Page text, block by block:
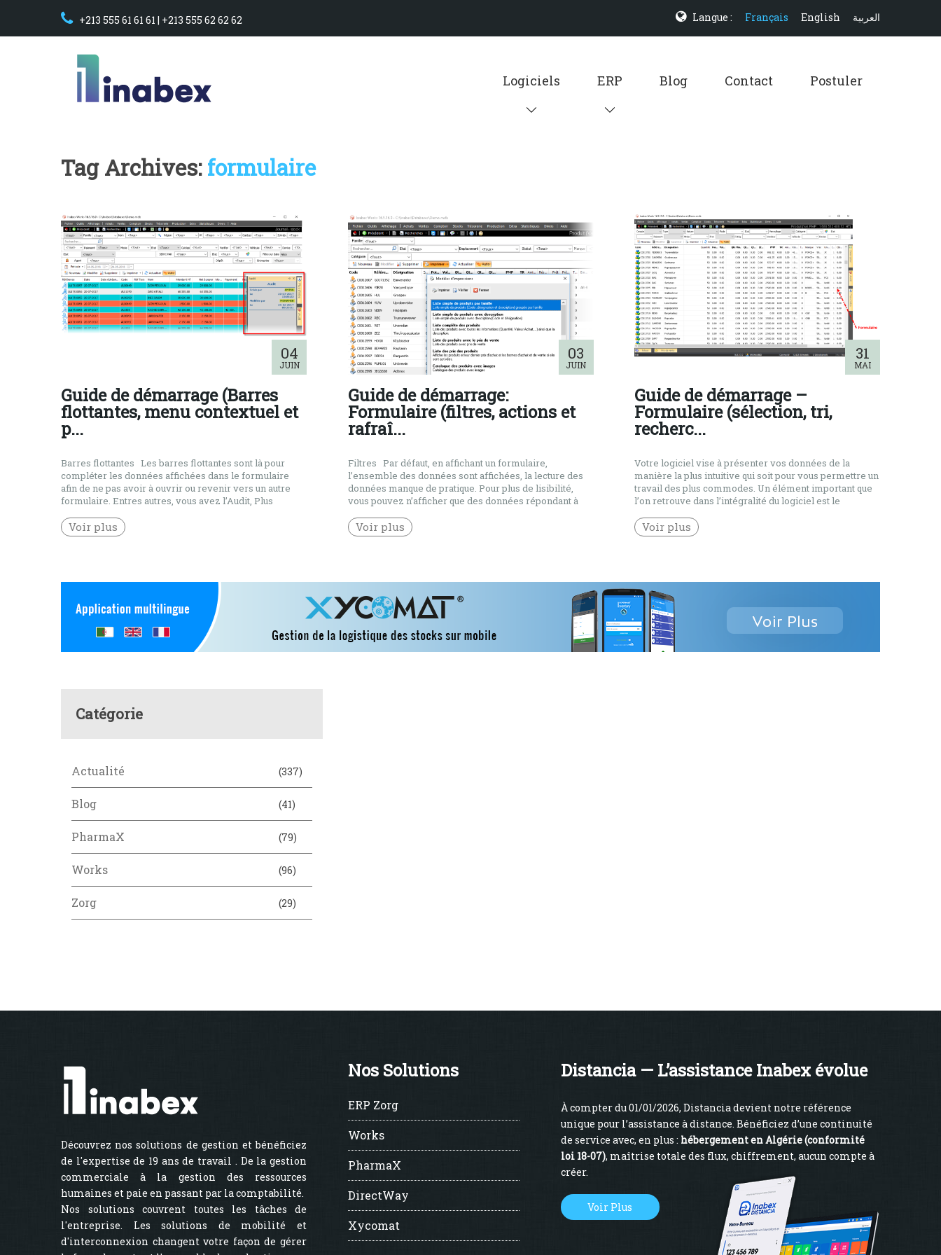
+213 555 61 61 61 | +213 555 62 62 62 Langue : Français English العربية
Logiciels ERP Blog Contact Postuler
Tag Archives: formulaire
04
JUIN
Guide de démarrage (Barres
flottantes, menu contextuel et
p...
Barres flottantes Les barres flottantes sont là pour
compléter les données affichées dans le formulaire
afin de ne pas avoir à ouvrir ou revenir vers un autre
formulaire. Entres autres, vous avez l’Audit, Plus
masquer une barre flottante dans le menu Affichage >
Extra Barres. […]
Voir plus
03
JUIN
Guide de démarrage:
Formulaire (filtres, actions et
rafraî...
Filtres Par défaut, en affichant un formulaire,
l’ensemble des données sont affichées, la lecture des
données manque de pratique. Pour plus de lisibilité,
vous pouvez n’afficher que des données répondant à
pouvez ainsi spécifier les valeurs des différents
champs que vous souhaiteriez voir. Si […]
Voir plus
31
MAI
Guide de démarrage –
Formulaire (sélection, tri,
recherc...
Votre logiciel vise à présenter vos données de la
manière la plus intuitive qui soit pour vous permettre un
travail des plus commodes. Un élément important que
l’on retrouve dans l’intégralité du logiciel est le
parties : Liste de données Filtres Actions sur les
données Barres […]
Voir plus
Catégorie
Actualité (337)
Blog (41)
PharmaX (79)
Works (96)
Zorg (29)
Découvrez nos solutions de gestion et bénéficiez
de l'expertise de 19 ans de travail . De la gestion
commerciale à la gestion des ressources
humaines et paie en passant par la comptabilité.
Nos solutions couvrent toutes les tâches de
l'entreprise. Les solutions de mobilité et
d'interconnexion changent votre façon de gérer
Nos Solutions
ERP Zorg
Works
PharmaX
DirectWay
Xycomat
Distancia — L’assistance Inabex évolue
À compter du 01/01/2026, Distancia devient notre référence
unique pour l’assistance à distance. Bénéficiez d’une continuité
de service avec, en plus : hébergement en Algérie (conformité
loi 18-07), maîtrise totale des flux, chiffrement, aucun compte à
créer.
Voir Plus